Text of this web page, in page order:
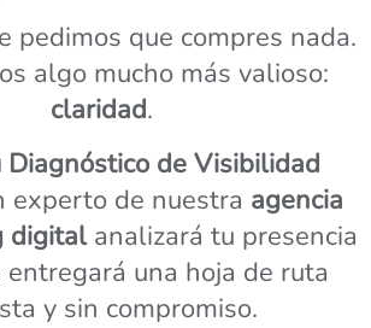
pedimos que compres nada.
algo mucho más valioso:
claridad.
de Visibilidad
de nuestra agencia
digitalanalizará tu presencia
una hoja de ruta
y sin compromiso.